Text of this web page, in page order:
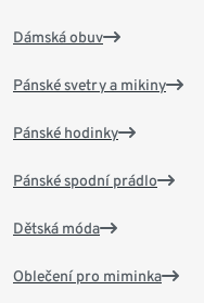
Dámská obuv
Pánské svetry a mikiny
Pánské hodinky
Pánské spodní prádlo
Dětská móda
Oblečení pro miminka